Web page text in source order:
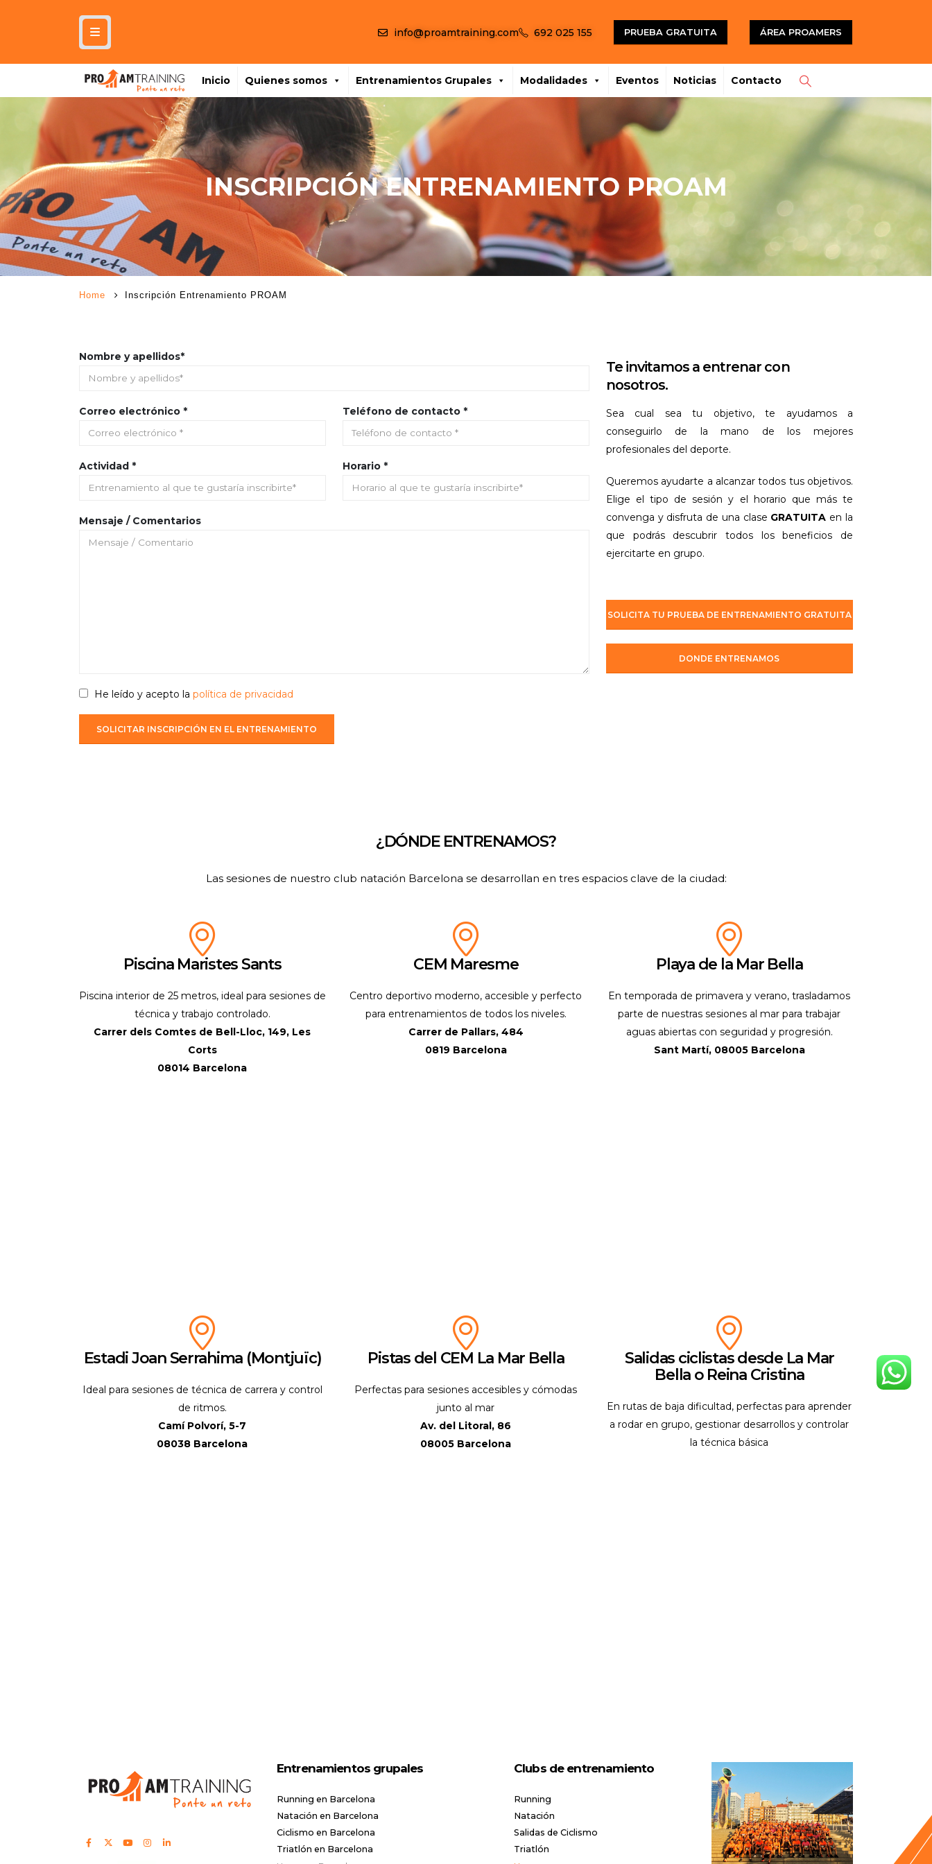
info@proamtraining.com 692 025 155 PRUEBA GRATUITA ÁREA PROAMERS
Inicio Quienes somos Entrenamientos Grupales Modalidades Eventos Noticias Contacto
INSCRIPCIÓN ENTRENAMIENTO PROAM
Home Inscripción Entrenamiento PROAM
Nombre y apellidos*
Correo electrónico * Teléfono de contacto *
Actividad * Horario *
Mensaje / Comentarios
He leído y acepto la política de privacidad
Te invitamos a entrenar con
nosotros.
Sea cual sea tu objetivo, te ayudamos a
conseguirlo de la mano de los mejores
profesionales del deporte.
Queremos ayudarte a alcanzar todos tus objetivos.
Elige el tipo de sesión y el horario que más te
convenga y disfruta de una clase GRATUITA en la
que podrás descubrir todos los beneficios de
ejercitarte en grupo.
SOLICITA TU PRUEBA DE ENTRENAMIENTO GRATUITA
DONDE ENTRENAMOS
¿DÓNDE ENTRENAMOS?
Las sesiones de nuestro club natación Barcelona se desarrollan en tres espacios clave de la ciudad:
Piscina Maristes Sants
Piscina interior de 25 metros, ideal para sesiones de
técnica y trabajo controlado.
Carrer dels Comtes de Bell-Lloc, 149, Les
Corts
08014 Barcelona
CEM Maresme
Centro deportivo moderno, accesible y perfecto
para entrenamientos de todos los niveles.
Carrer de Pallars, 484
0819 Barcelona
Playa de la Mar Bella
En temporada de primavera y verano, trasladamos
parte de nuestras sesiones al mar para trabajar
aguas abiertas con seguridad y progresión.
Sant Martí, 08005 Barcelona
Estadi Joan Serrahima (Montjuïc)
Ideal para sesiones de técnica de carrera y control
de ritmos.
Camí Polvorí, 5-7
08038 Barcelona
Pistas del CEM La Mar Bella
Perfectas para sesiones accesibles y cómodas
junto al mar
Av. del Litoral, 86
08005 Barcelona
Salidas ciclistas desde La Mar
Bella o Reina Cristina
En rutas de baja dificultad, perfectas para aprender
a rodar en grupo, gestionar desarrollos y controlar
la técnica básica
Entrenamientos grupales
Running en Barcelona
Natación en Barcelona
Ciclismo en Barcelona
Triatlón en Barcelona
Clubs de entrenamiento
Running
Natación
Salidas de Ciclismo
Triatlón